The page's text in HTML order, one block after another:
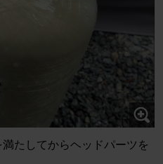
たしてからヘッドパーツを